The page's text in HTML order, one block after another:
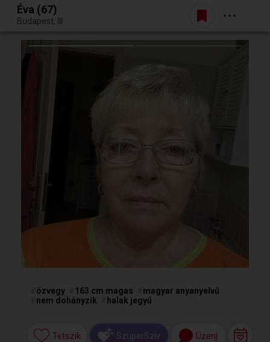
Egy jó randiból bármi lehet.
Belépés
Éva (67)
Budapest, III.
özvegy 163 cm magas
magyar anyanyelvű
nem dohányzik halak jegyű
Tetszik SzuperSzív Üzenj